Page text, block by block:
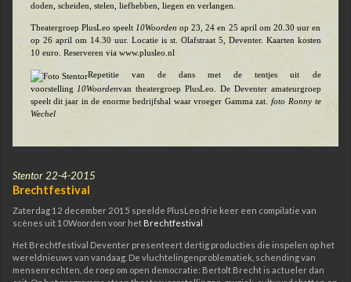
doden, scheiden, stelen, liefhebben, liegen en verlangen.
Theatergroep PlusLeo speelt 10Woorden op 23, 24 en 25 april om 20.30 uur en
op 26 april om 14.30 uur. Locatie is st. Olafstraat 5, Deventer. Kaarten kosten
10 euro. Reserveren via www.plusleo.nl
Repetitie van de dans met de tentjes uit de
voorstelling 10Woordenvan theatergroep PlusLeo. De Deventer amateurgroep
speelt dit jaar in de enorme bedrijfshal waar vroeger Gamma zat. foto Ronny te
Wechel
Stentor 22-4-2015
Brechtfestival
Zaterdag 12 december 2015 speelde PlusLeo drie keer een compilatie van
scènes uit 10Woorden voor het Brechtfestival
Het Brechtfestival Deventer presenteert dertig producties die inspelen op het
wereldnieuws van vandaag. De vluchtelingenproblematiek, schending van
mensenrechten, de roep om open democratie: Bertolt Brecht is actueler dan